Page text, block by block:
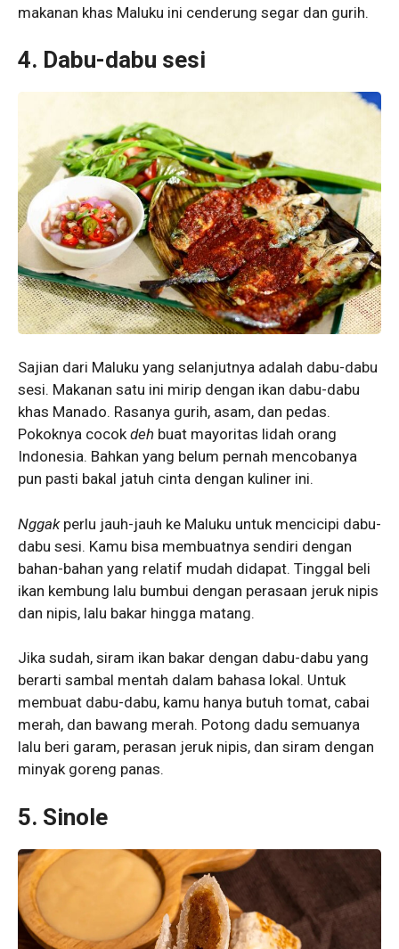
makanan khas Maluku ini cenderung segar dan gurih.
4. Dabu-dabu sesi
Sajian dari Maluku yang selanjutnya adalah dabu-dabu
sesi. Makanan satu ini mirip dengan ikan dabu-dabu
khas Manado. Rasanya gurih, asam, dan pedas.
Pokoknya cocokdeh buat mayoritas lidah orang
Indonesia. Bahkan yang belum pernah mencobanya
pun pasti bakal jatuh cinta dengan kuliner ini.
Nggak perlu jauh-jauh ke Maluku untuk mencicipi dabu-
dabu sesi. Kamu bisa membuatnya sendiri dengan
bahan-bahan yang relatif mudah didapat. Tinggal beli
ikan kembung lalu bumbui dengan perasaan jeruk nipis
dan nipis, lalu bakar hingga matang.
Jika sudah, siram ikan bakar dengan dabu-dabu yang
berarti sambal mentah dalam bahasa lokal. Untuk
membuat dabu-dabu, kamu hanya butuh tomat, cabai
merah, dan bawang merah. Potong dadu semuanya
lalu beri garam, perasan jeruk nipis, dan siram dengan
minyak goreng panas.
5. Sinole